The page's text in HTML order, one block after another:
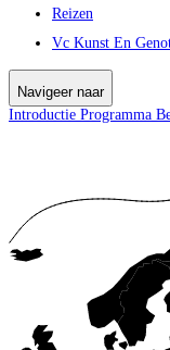
Reizen
Vc Kunst En
Navigeer naar
Introductie Programma